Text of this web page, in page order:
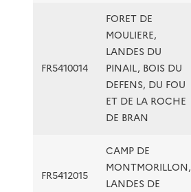
FR5410014
FORET DE
MOULIERE,
LANDES DU
PINAIL, BOIS DU
DEFENS, DU FOU
ET DE LA ROCHE
DE BRAN
FR5412015
CAMP DE
MONTMORILLON,
LANDES DE